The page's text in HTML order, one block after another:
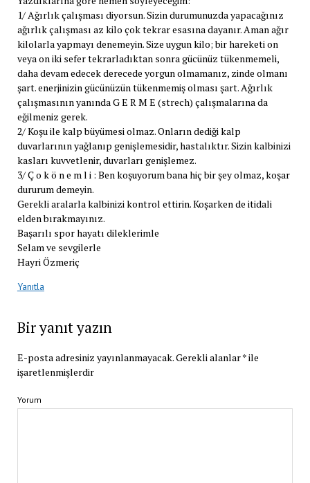
1/ Ağırlık çalışması diyorsun. Sizin durumunuzda yapacağınız
ağırlık çalışması az kilo çok tekrar esasına dayanır. Aman ağır
kilolarla yapmayı denemeyin. Size uygun kilo; bir hareketi on
veya on iki sefer tekrarladıktan sonra gücünüz tükenmemeli,
daha devam edecek derecede yorgun olmamanız, zinde olmanı
şart. enerjinizin gücünüzün tükenmemiş olması şart. Ağırlık
çalışmasının yanında G E R M E (strech) çalışmalarına da
eğilmeniz gerek.
2/ Koşu ile kalp büyümesi olmaz. Onların dediği kalp
duvarlarının yağlanıp genişlemesidir, hastalıktır. Sizin kalbinizi
kasları kuvvetlenir, duvarları genişlemez.
3/ Ç o k ö n e m l i : Ben koşuyorum bana hiç bir şey olmaz, koşar
dururum demeyin.
Gerekli aralarla kalbinizi kontrol ettirin. Koşarken de itidali
elden bırakmayınız.
Başarılı spor hayatı dileklerimle
Selam ve sevgilerle
Hayri Özmeriç
Yanıtla
Bir yanıt yazın
E-posta adresiniz yayınlanmayacak.Gerekli alanlar*ile
işaretlenmişlerdir
Yorum